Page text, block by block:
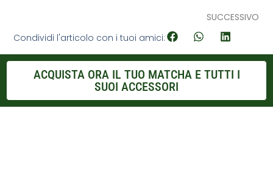
SUCCESSIVO
Condividi l'articolo con i tuoi amici:
ACQUISTA ORA IL TUO MATCHA E TUTTI I
SUOI ACCESSORI